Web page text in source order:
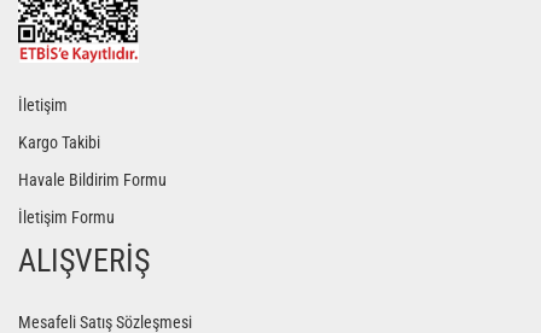
İletişim
Kargo Takibi
Havale Bildirim Formu
İletişim Formu
ALIŞVERİŞ
Mesafeli Satış Sözleşmesi